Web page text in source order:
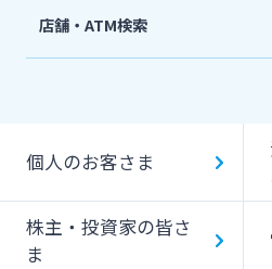
機能一覧
キャッシング提携先
一日あたりのご利用限度
ATM Operation Guide
店舗・ATM検索
個人のお客さま
株主・投資家の皆さ
ま